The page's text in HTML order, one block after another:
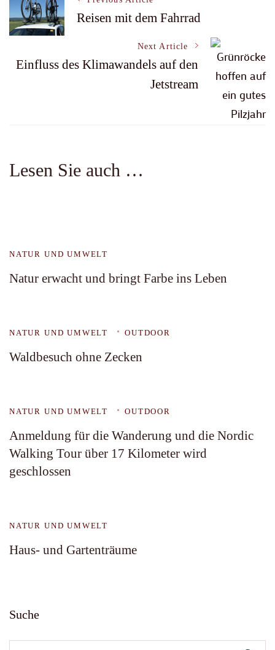
Navigation
Reisen mit dem Fahrrad
Next Article
Einfluss des Klimawandels auf den
Jetstream
Lesen Sie auch …
NATUR UND UMWELT
Natur erwacht und bringt Farbe ins Leben
NATUR UND UMWELT OUTDOOR
Waldbesuch ohne Zecken
NATUR UND UMWELT OUTDOOR
Anmeldung für die Wanderung und die Nordic
Walking Tour über 17 Kilometer wird
geschlossen
NATUR UND UMWELT
Haus- und Gartenträume
Suche